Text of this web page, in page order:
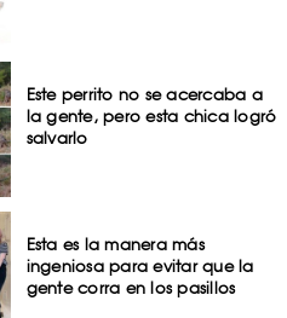
Este perrito no se acercaba a
la gente, pero esta chica logró
salvarlo
Esta es la manera más
ingeniosa para evitar que la
gente corra en los pasillos